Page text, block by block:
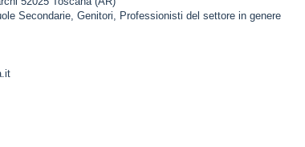
Secondarie, Genitori, Professionisti del settore in genere